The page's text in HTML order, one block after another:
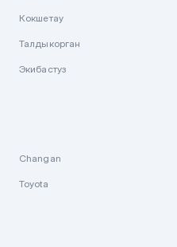
Кокшетау
Талдыкорган
Экибастуз
Changan
Toyota